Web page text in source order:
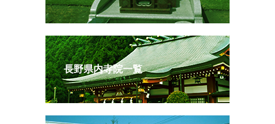
長野県内寺院一覧